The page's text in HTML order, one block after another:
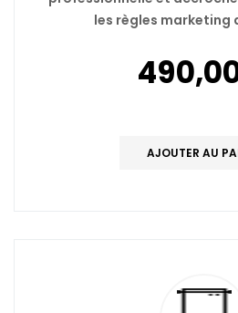
les règles marketing
AJOUTER AU